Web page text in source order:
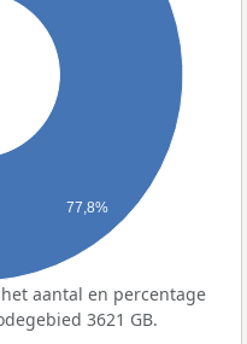
77,8%
aantal en percentage
3621 GB.